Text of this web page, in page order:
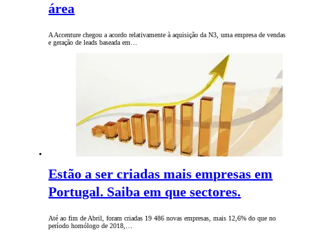
área
A Accenture chegou a acordo relativamente à aquisição da N3, uma empresa de vendas
e geração de leads baseada em…
Estão a ser criadas mais empresas em
Portugal. Saiba em que sectores.
Até ao fim de Abril, foram criadas 19 486 novas empresas, mais 12,6% do que no
período homólogo de 2018,…